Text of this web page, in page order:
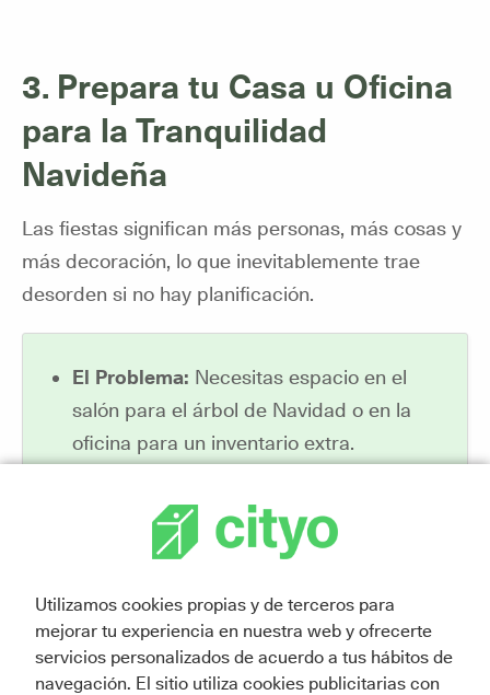
Utilizamos cookies propias y de terceros para
mejorar tu experiencia en nuestra web y ofrecerte
servicios personalizados de acuerdo a tus hábitos de
navegación. El sitio utiliza cookies publicitarias con
3. Prepara tu Casa u Oficina
para la Tranquilidad
Navideña
Las fiestas significan más personas, más cosas y
más decoración, lo que inevitablemente trae
desorden si no hay planificación.
El Problema: Necesitas espacio en el
salón para el árbol de Navidad o en la
oficina para un inventario extra.
'búnker de orden' temporal. Guarda los
muebles o el material que estorban para
acogedoras. Al tener unCityo a la altura
de tu negocio
o de tu vida familiar,
puedesdespreocuparte de tus cosas;